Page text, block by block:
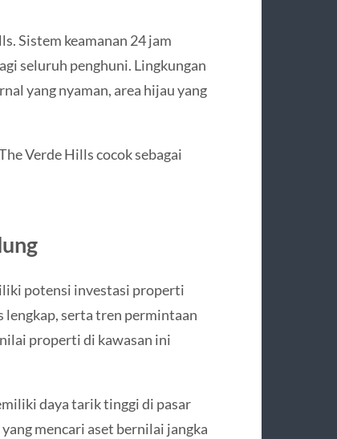
Sistem keamanan 24 jam
seluruh penghuni. Lingkungan
yang nyaman, area hijau yang
Verde Hills cocok sebagai
potensi investasi properti
lengkap, serta tren permintaan
properti di kawasan ini
daya tarik tinggi di pasar
mencari aset bernilai jangka